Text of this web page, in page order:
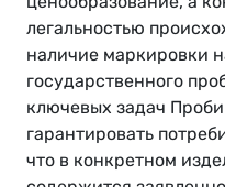
легальностью
наличие маркировки
государственного
ключевых задач
гарантировать
что в конкретном